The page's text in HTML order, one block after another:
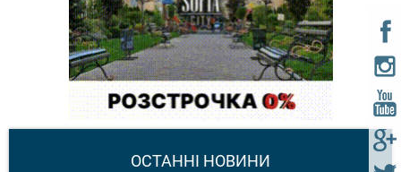
ОСТАННІ НОВИНИ